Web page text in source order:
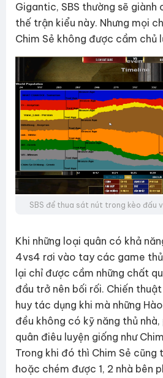
Gigantic, SBS thường sẽ giành
thế trận kiểu này. Nhưng mọi
Chim Sẻ không được cầm chủ
SBS để thua sát nút trong kèo đấu
Khi những loại quân có khả
4vs4 rơi vào tay các game
lại chỉ được cầm những chất
đầu trở nên bối rối. Chiến
huy tác dụng khi mà những
đều không có kỹ năng thủ
quân điêu luyện giống như
Trong khi đó thì Chim Sẻ cũng
hoặc chém được 1, 2 nhà bên